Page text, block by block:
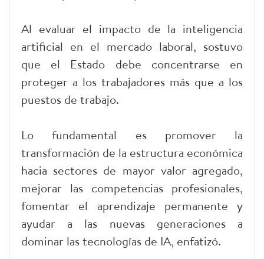
Al evaluar el impacto de la inteligencia
artificial en el mercado laboral, sostuvo
que el Estado debe concentrarse en
proteger a los trabajadores más que a los
puestos de trabajo.
Lo fundamental es promover la
transformación de la estructura económica
hacia sectores de mayor valor agregado,
mejorar las competencias profesionales,
fomentar el aprendizaje permanente y
ayudar a las nuevas generaciones a
dominar las tecnologías de IA, enfatizó.